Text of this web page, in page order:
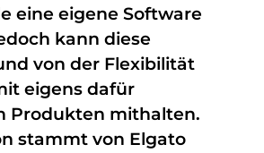
eine eigene Software
kann diese
von der Flexibilität
eigens dafür
Produkten mithalten.
stammt von Elgato